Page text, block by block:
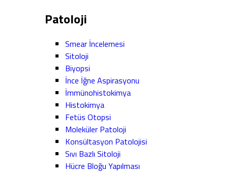
Patoloji
Smear İncelemesi
Sitoloji
Biyopsi
İnce İğne Aspirasyonu
İmmünohistokimya
Histokimya
Fetüs Otopsi
Moleküler Patoloji
Konsültasyon Patolojisi
Sıvı Bazlı Sitoloji
Hücre Bloğu Yapılması